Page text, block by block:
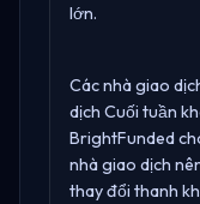
lớn.
Các nhà giao
dịch Cuối tuần
BrightFunded
nhà giao dịch
thay đổi thanh